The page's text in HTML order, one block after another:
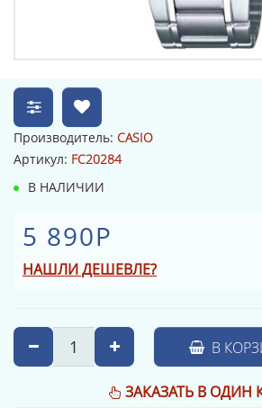
Производитель: CASIO
Артикул: FC20284
В НАЛИЧИИ
5 890Р
НАШЛИ ДЕШЕВЛЕ?
В
ЗАКАЗАТЬ В ОДИН